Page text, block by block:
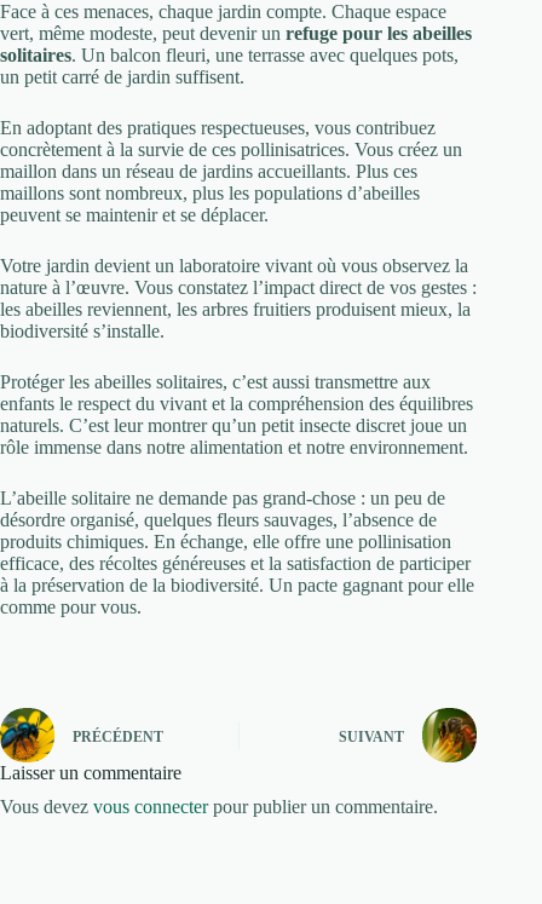
Face à ces menaces, chaque jardin compte. Chaque espace
vert, même modeste, peut devenir un refuge pour les abeilles
solitaires. Un balcon fleuri, une terrasse avec quelques pots,
un petit carré de jardin suffisent.
En adoptant des pratiques respectueuses, vous contribuez
concrètement à la survie de ces pollinisatrices. Vous créez un
maillon dans un réseau de jardins accueillants. Plus ces
maillons sont nombreux, plus les populations d’abeilles
peuvent se maintenir et se déplacer.
Votre jardin devient un laboratoire vivant où vous observez la
nature à l’œuvre. Vous constatez l’impact direct de vos gestes :
les abeilles reviennent, les arbres fruitiers produisent mieux, la
biodiversité s’installe.
Protéger les abeilles solitaires, c’est aussi transmettre aux
enfants le respect du vivant et la compréhension des équilibres
naturels. C’est leur montrer qu’un petit insecte discret joue un
rôle immense dans notre alimentation et notre environnement.
L’abeille solitaire ne demande pas grand-chose : un peu de
désordre organisé, quelques fleurs sauvages, l’absence de
produits chimiques. En échange, elle offre une pollinisation
efficace, des récoltes généreuses et la satisfaction de participer
à la préservation de la biodiversité. Un pacte gagnant pour elle
comme pour vous.
PRÉCÉDENT SUIVANT
Laisser un commentaire
Vous devez vous connecterpour publier un commentaire.